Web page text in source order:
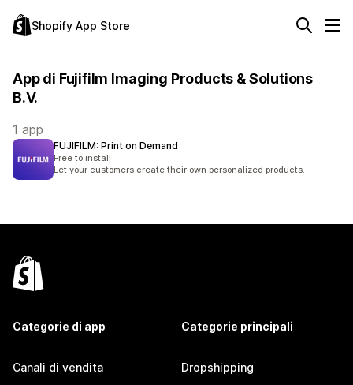
Shopify App Store
App di Fujifilm Imaging Products & Solutions
B.V.
1 app
FUJIFILM: Print on Demand
Free to install
Let your customers create their own personalized products.
Categorie di app
Canali di vendita
Categorie principali
Dropshipping